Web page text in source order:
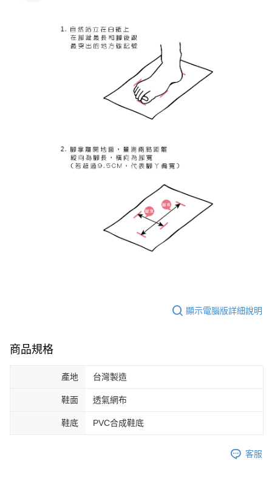
顯示電腦版詳細說明
商品規格
產地 台灣製造
鞋面 透氣網布
鞋底 PVC合成鞋底
客服